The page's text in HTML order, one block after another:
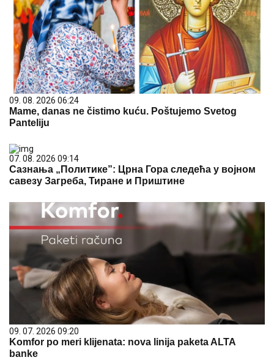
09. 08. 2026 06:24
Mame, danas ne čistimo kuću. Poštujemo Svetog
Panteliju
07. 08. 2026 09:14
Сазнања „Политике”: Црна Гора следећа у војном
савезу Загреба, Тиране и Приштине
09. 07. 2026 09:20
Komfor po meri klijenata: nova linija paketa ALTA
banke